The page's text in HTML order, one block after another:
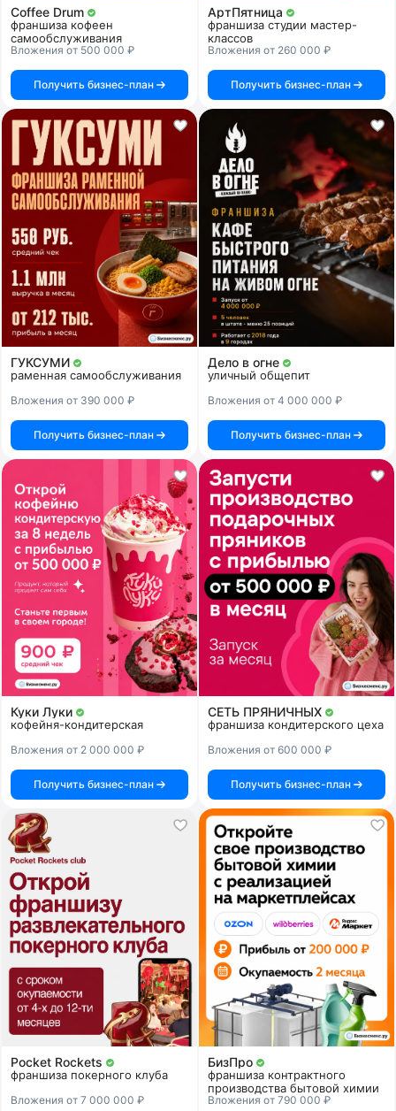
Coffee Drum
франшиза кофеен
самообслуживания
Вложения от 500 000 ₽
Получить бизнес-план
АртПятница
франшиза студии мастер-
классов
Вложения от 260 000 ₽
Получить бизнес-план
ГУКСУМИ
раменная самообслуживания
Вложения от 390 000 ₽
Получить бизнес-план
Дело в огне
уличный общепит
Вложения от 4 000 000 ₽
Получить бизнес-план
Куки Луки
кофейня-кондитерская
Вложения от 2 000 000 ₽
Получить бизнес-план
СЕТЬ ПРЯНИЧНЫХ
франшиза кондитерского цеха
Вложения от 600 000 ₽
Получить бизнес-план
Pocket Rockets
франшиза покерного клуба
Вложения от 7 000 000 ₽
БизПро
франшиза контрактного
производства бытовой химии
Вложения от 790 000 ₽